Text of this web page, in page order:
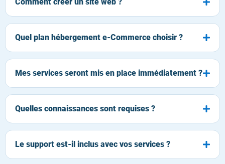
Quel plan hébergement e-Commerce choisir ?
Mes services seront mis en place immédiatement ?
Quelles connaissances sont requises ?
Le support est-il inclus avec vos services ?